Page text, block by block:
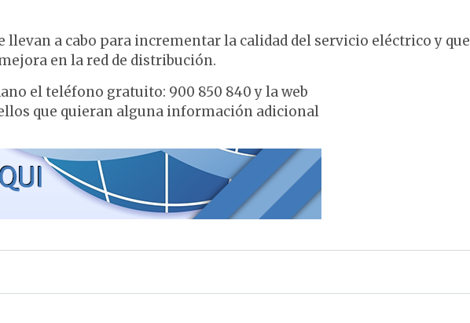
llevan a cabo para incrementar la calidad del servicio eléctrico y que
en la red de distribución.
el teléfono gratuito: 900 850 840 y la web
que quieran alguna información adicional